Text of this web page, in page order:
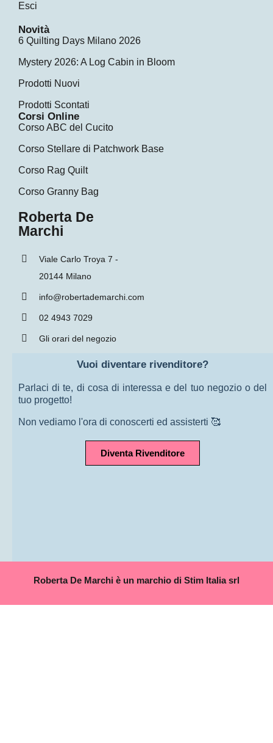
Esci
Novità
6 Quilting Days Milano 2026
Mystery 2026: A Log Cabin in Bloom
Prodotti Nuovi
Prodotti Scontati
Corsi Online
Corso ABC del Cucito
Corso Stellare di Patchwork Base
Corso Rag Quilt
Corso Granny Bag
Roberta De
Marchi
Viale Carlo Troya 7 -
20144 Milano
info@robertademarchi.com
02 4943 7029
Gli orari del negozio
Vuoi diventare rivenditore?
Parlaci di te, di cosa di interessa e del tuo negozio o del
tuo progetto!
Non vediamo l'ora di conoscerti ed assisterti 🥰
Diventa Rivenditore
Roberta De Marchi è un marchio di Stim Italia srl